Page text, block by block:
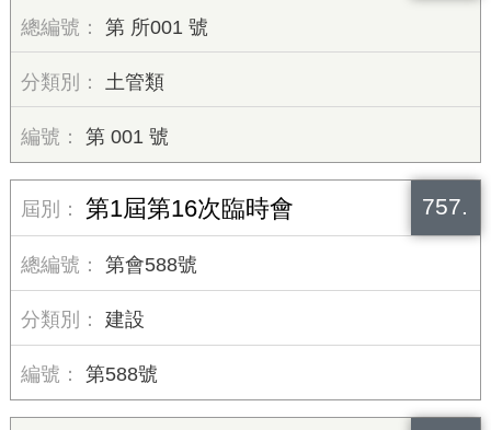
第 所001 號
土管類
第 001 號
757.
第1屆第16次臨時會
第會588號
建設
第588號